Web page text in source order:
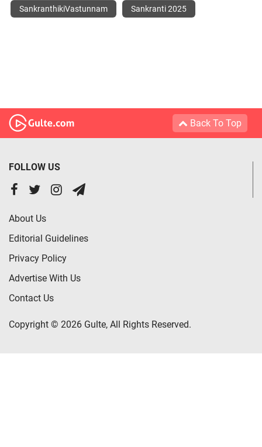
SankranthikiVastunnam Sankranti 2025
Back To Top
FOLLOW US
About Us
Editorial Guidelines
Privacy Policy
Advertise With Us
Contact Us
Copyright © 2026 Gulte, All Rights Reserved.